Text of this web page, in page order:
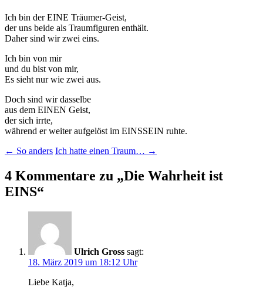
Ich bin der EINE Träumer-Geist,
der uns beide als Traumfiguren enthält.
Daher sind wir zwei eins.
Ich bin von mir
und du bist von mir,
Es sieht nur wie zwei aus.
Doch sind wir dasselbe
aus dem EINEN Geist,
der sich irrte,
während er weiter aufgelöst im EINSSEIN ruhte.
Beitragsnavigation
← So anders Ich hatte einen Traum… →
4 Kommentare zu „Die Wahrheit ist
EINS“
Ulrich Gross sagt:
18. März 2019 um 18:12 Uhr
Liebe Katja,